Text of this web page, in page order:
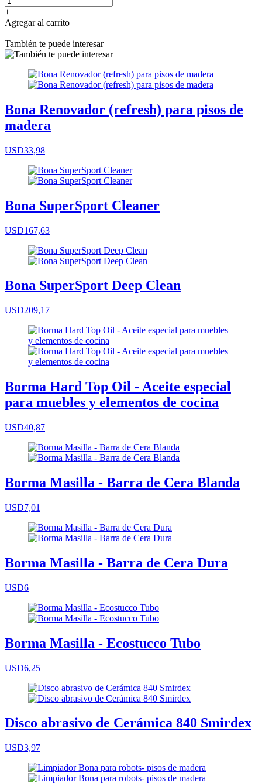
+
Agregar al carrito
También te puede interesar
Bona Renovador (refresh) para pisos de
madera
USD33,98
Bona SuperSport Cleaner
USD167,63
Bona SuperSport Deep Clean
USD209,17
Borma Hard Top Oil - Aceite especial
para muebles y elementos de cocina
USD40,87
Borma Masilla - Barra de Cera Blanda
USD7,01
Borma Masilla - Barra de Cera Dura
USD6
Borma Masilla - Ecostucco Tubo
USD6,25
Disco abrasivo de Cerámica 840 Smirdex
USD3,97